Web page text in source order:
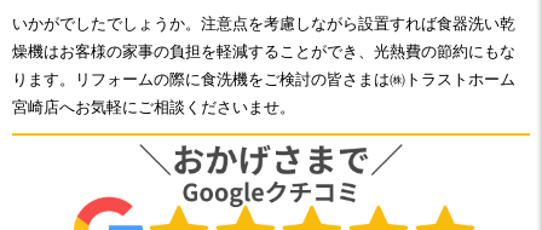
いかがでしたでしょうか。注意点を考慮しながら設置すれば食器洗い乾
燥機はお客様の家事の負担を軽減することができ、光熱費の節約にもな
ります。リフォームの際に食洗機をご検討の皆さまは㈱トラストホーム
宮崎店へお気軽にご相談くださいませ。